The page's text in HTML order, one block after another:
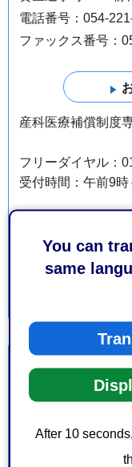
You can
same
After 10
電話番号：054-
ファックス番号：
産科医療補償制度
フリーダイヤル：
受付時間：午前9
フリーダイヤル：
受付時間：午前9
見をお聞かせく